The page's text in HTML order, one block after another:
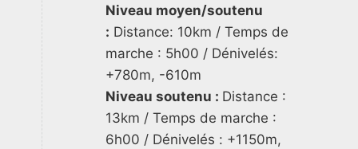
Niveau moyen/soutenu
: Distance: 10km / Temps de
marche : 5h00 / Dénivelés:
+780m, -610m
Niveau soutenu : Distance :
13km / Temps de marche :
6h00 / Dénivelés : +1150m,